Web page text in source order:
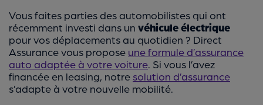
Vous faites parties des automobilistes qui ont
récemment investi dans un véhicule électrique
pour vos déplacements au quotidien ? Direct
Assurance vous propose une formule d’assurance
auto adaptée à votre voiture . Si vous l’avez
financée en leasing, notre solution d’assurance
s’adapte à votre nouvelle mobilité.